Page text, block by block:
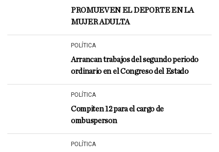
PROMUEVEN EL DEPORTE EN LA
MUJER ADULTA
POLÍTICA
Arrancan trabajos del segundo periodo
ordinario en el Congreso del Estado
POLÍTICA
Compiten 12 para el cargo de
ombusperson
POLÍTICA